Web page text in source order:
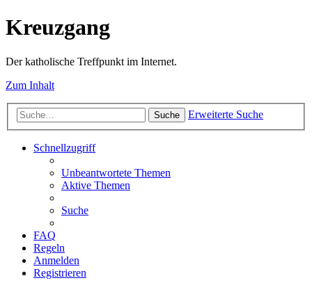
Kreuzgang
Der katholische Treffpunkt im Internet.
Zum Inhalt
Suche Erweiterte Suche
Schnellzugriff
Unbeantwortete Themen
Aktive Themen
Suche
FAQ
Regeln
Anmelden
Registrieren